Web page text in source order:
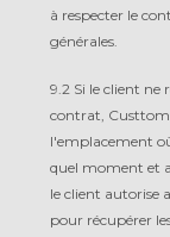
à respecter le
générales.
9.2 Si le client ne
contrat, Custtom
l'emplacement
quel moment et
le client autorise
pour récupérer